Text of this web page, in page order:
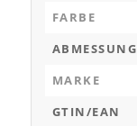
FARBE
ABMESSUNG
MARKE
GTIN/EAN